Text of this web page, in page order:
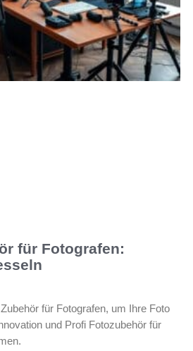
für Fotografen:
für Fotografen, um Ihre Foto
und Profi Fotozubehör für